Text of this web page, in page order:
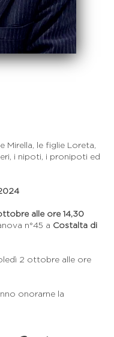
Mirella, le figlie Loreta,
i nipoti, i pronipoti ed
alle ore 14,30
n°45 a Costalta di
2 ottobre alle ore
onorarne la